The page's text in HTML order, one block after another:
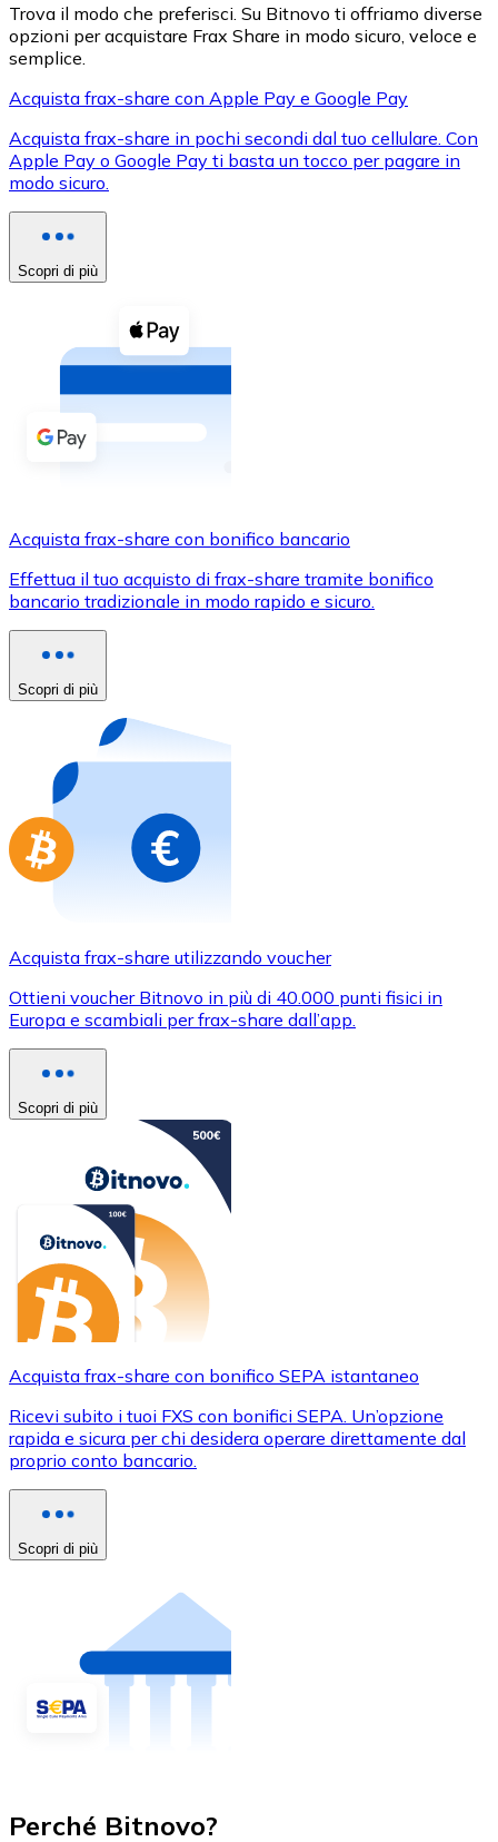
XRP
XRP
Vedi tutto
Buoni cripto
Acquista criptovalute in contanti e altri mezzi di
Acquista con contanti
Bonifico SEPA
Usa le carte Visa e Mastercard per acquistare
Acquista con carta
Acquista gift card dei tuoi marchi preferiti con
Vai al negozio di carte regalo
Trova il modo che preferisci. Su Bitnovo ti offriamo diverse
opzioni per acquistare Frax Share in modo sicuro, veloce e
semplice.
Acquista frax-share con Apple Pay e Google Pay
Acquista frax-share in pochi secondi dal tuo cellulare. Con
Apple Pay o Google Pay ti basta un tocco per pagare in
modo sicuro.
Scopri di più
Acquista frax-share con bonifico bancario
Effettua il tuo acquisto di frax-share tramite bonifico
bancario tradizionale in modo rapido e sicuro.
Scopri di più
Acquista frax-share utilizzando voucher
Ottieni voucher Bitnovo in più di 40.000 punti fisici in
Europa e scambiali per frax-share dall’app.
Scopri di più
Acquista frax-share con bonifico SEPA istantaneo
Ricevi subito i tuoi FXS con bonifici SEPA. Un’opzione
rapida e sicura per chi desidera operare direttamente dal
proprio conto bancario.
Scopri di più
Perché Bitnovo?